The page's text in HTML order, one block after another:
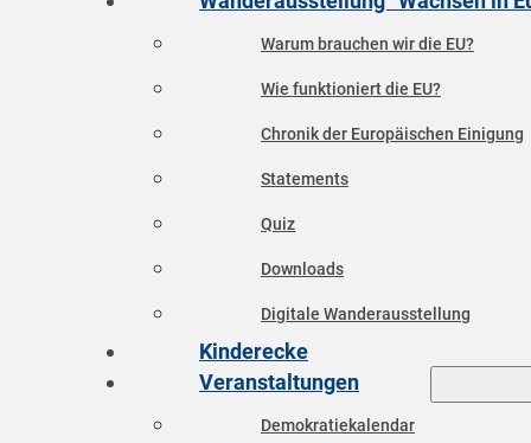
Warum brauchen wir die EU?
Wie funktioniert die EU?
Chronik der Europäischen Einigung
Statements
Quiz
Downloads
Digitale Wanderausstellung
Kinderecke
Veranstaltungen
Demokratiekalendar